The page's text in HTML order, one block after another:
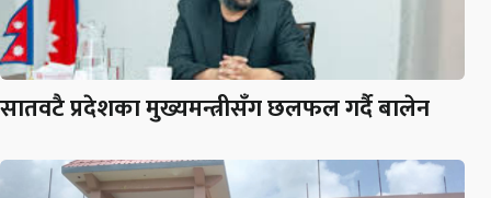
सातवटै प्रदेशका मुख्यमन्त्रीसँग छलफल गर्दै बालेन